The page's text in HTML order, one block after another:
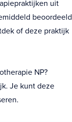
uit
beoordeeld
of deze praktijk
NP?
Je kunt deze